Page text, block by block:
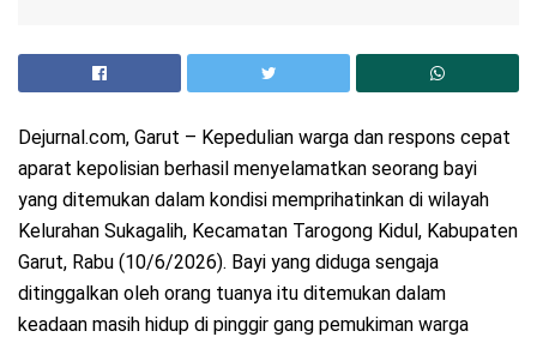
Dejurnal.com, Garut – Kepedulian warga dan respons cepat
aparat kepolisian berhasil menyelamatkan seorang bayi
yang ditemukan dalam kondisi memprihatinkan di wilayah
Kelurahan Sukagalih, Kecamatan Tarogong Kidul, Kabupaten
Garut, Rabu (10/6/2026). Bayi yang diduga sengaja
ditinggalkan oleh orang tuanya itu ditemukan dalam
keadaan masih hidup di pinggir gang pemukiman warga